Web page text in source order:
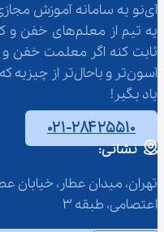
آی‌نو یه سامانه آموزش
یه تیم از
ثابت کنه اگر معلمت خفن
یاد بگیر!
۰۲۱-۲۸۴۲۵۵۱۰
نشانی:
اعتصامی، طبقه 3